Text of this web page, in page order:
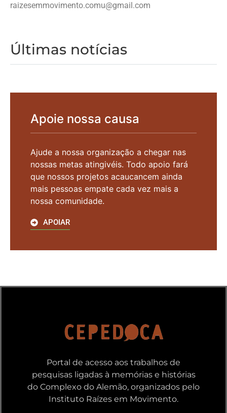
raizesemmovimento.comu@gmail.com
Últimas notícias
Apoie nossa causa
Ajude a nossa organização a chegar nas
nossas metas atingivéis. Todo apoio fará
que nossos projetos acaucancem ainda
mais pessoas empate cada vez mais a
nossa comunidade.
APOIAR
Portal de acesso aos trabalhos de
pesquisas ligadas à memórias e histórias
do Complexo do Alemão, organizados pelo
Instituto Raízes em Movimento.